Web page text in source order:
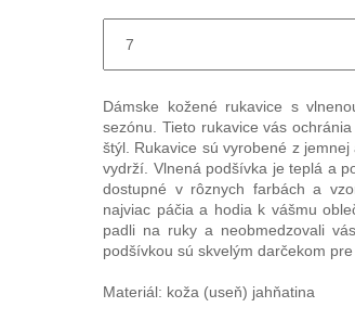
Dámske kožené rukavice s
sezónu. Tieto rukavice vás
štýl. Rukavice sú vyrobené z
vydrží. Vlnená podšívka je teplá a
dostupné v rôznych farbách a
najviac páčia a hodia k vášmu
padli na ruky a neobmedzovali
podšívkou sú skvelým darčekom
Materiál: koža (useň) jahňatina